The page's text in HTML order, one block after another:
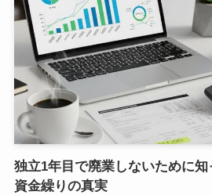
独立1年目で廃業しないために知
資金繰りの真実